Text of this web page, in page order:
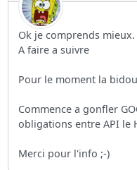
Ok je comprends mieux.
A faire a suivre
Pour le moment la
Commence a gonfler
obligations entre API le
Merci pour l'info ;-)